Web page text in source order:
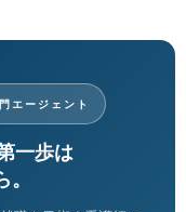
エージェント
一歩は
。